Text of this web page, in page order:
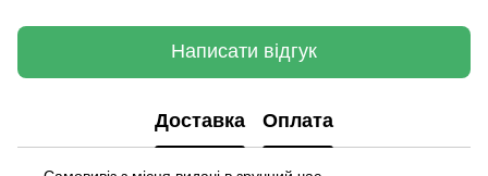
Написати відгук
Доставка Оплата